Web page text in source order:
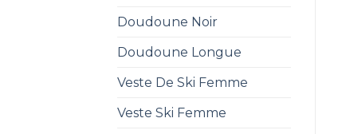
Doudoune Noir
Doudoune Longue
Veste De Ski Femme
Veste Ski Femme